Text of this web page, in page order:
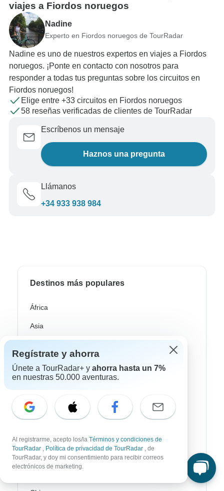
viajes a Fiordos noruegos
Nadine
Experto en Fiordos noruegos de TourRadar
Nadine es uno de nuestros expertos en viajes a Fiordos
noruegos. ¡Ponte en contacto con nosotros para
responder a todas tus preguntas sobre los circuitos en
Fiordos noruegos!
Elige entre +33 circuitos en Fiordos noruegos
58 reseñas verificadas de clientes de TourRadar
Escríbenos un mensaje
Haznos una pregunta
Llámanos
+34 933 938 984
Destinos más populares
África
Asia
Europa
Latin América
América del Sur
Egipto
Marruecos
Sudáfrica
Regístrate y ahorra
Únete a TourRadar+ y ahorra hasta un 7%
en nuestras 50.000 aventuras.
Al registrarme, acepto los/la Términos y condiciones de
TourRadar , Política de privacidad de TourRadar , de
TourRadar, y doy mi consentimiento para recibir correos
electrónicos de marketing.